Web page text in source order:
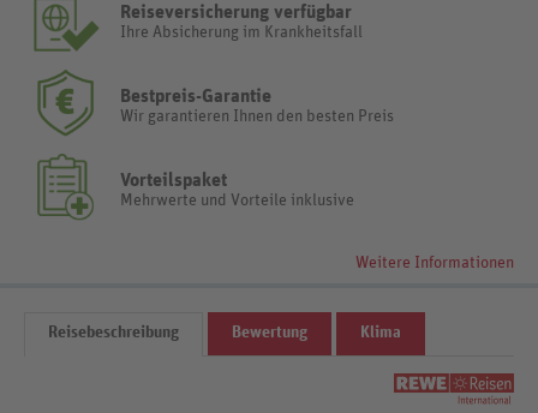
Reiseversicherung verfügbar
Ihre Absicherung im Krankheitsfall
Bestpreis-Garantie
Wir garantieren Ihnen den besten Preis
Vorteilspaket
Mehrwerte und Vorteile inklusive
Weitere Informationen
Reisebeschreibung Bewertung Klima